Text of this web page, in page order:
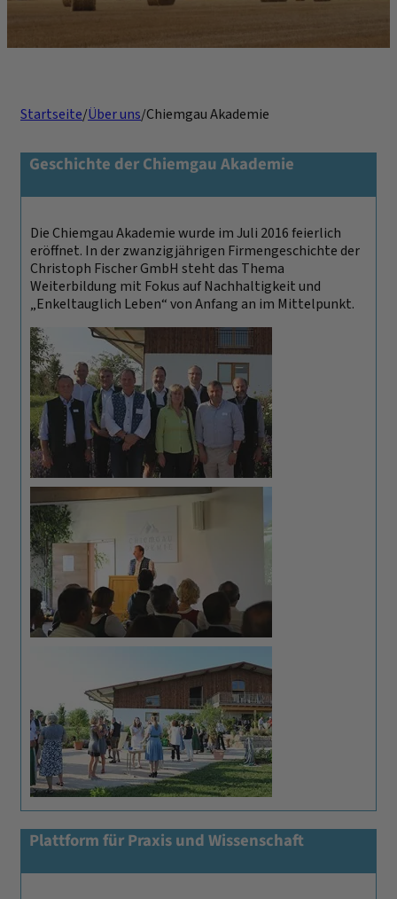
Startseite/Über uns/Chiemgau Akademie
Geschichte der Chiemgau Akademie
Die Chiemgau Akademie wurde im Juli 2016 feierlich
eröffnet. In der zwanzigjährigen Firmengeschichte der
Christoph Fischer GmbH steht das Thema
Weiterbildung mit Fokus auf Nachhaltigkeit und
„Enkeltauglich Leben“ von Anfang an im Mittelpunkt.
Plattform für Praxis und Wissenschaft